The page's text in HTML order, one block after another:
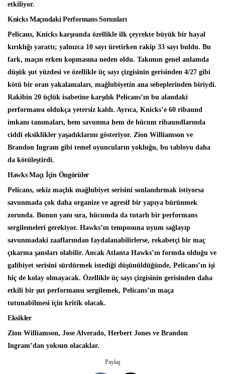
etkiliyor.
Knicks Maçındaki Performans Sorunları
Pelicans, Knicks karşısında özellikle ilk çeyrekte büyük bir hayal
kırıklığı yarattı; yalnızca 10 sayı üretirken rakip 33 sayı buldu. Bu
fark, maçın erken kopmasına neden oldu. Takımın genel anlamda
düşük şut yüzdesi ve özellikle üç sayı çizgisinin gerisinden 4/27 gibi
kötü bir oran yakalamaları, mağlubiyetin ana sebeplerinden biriydi.
Rakibin 20 üçlük isabetine karşılık Pelicans’ın bu alandaki
performansı oldukça yetersiz kaldı. Ayrıca, Knicks’e 60 ribaund
imkanı tanımaları, hem savunma hem de hücum ribaundlarında
ciddi eksiklikler yaşadıklarını gösteriyor. Zion Williamson ve
Brandon Ingram gibi temel oyuncuların yokluğu, bu tabloyu daha
da kötüleştirdi.
Hawks Maçı İçin Öngörüler
Pelicans, sekiz maçlık mağlubiyet serisini sonlandırmak istiyorsa
savunmada çok daha organize ve agresif bir yapıya bürünmek
zorunda. Bunun yanı sıra, hücumda da tutarlı bir performans
sergilemeleri gerekiyor. Hawks’ın temposuna uyum sağlayıp
savunmadaki zaaflarından faydalanabilirlerse, rekabetçi bir maç
çıkarma şansları olabilir. Ancak Atlanta Hawks’ın formda olduğu ve
galibiyet serisini sürdürmek istediği düşünüldüğünde, Pelicans’ın işi
hiç de kolay olmayacak. Özellikle üç sayı çizgisinin gerisinden daha
etkili bir şut performansı sergilemek, Pelicans’ın maça
tutunabilmesi için kritik olacak.
Eksikler
Zion Williamson, Jose Alverado, Herbert Jones ve Brandon
Ingram’dan yoksun olacaklar.
Paylaş